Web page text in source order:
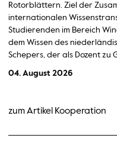
Rotorblättern. Ziel der
internationalen
Studierenden im Bereich
dem Wissen des
Schepers, der als Dozent zu
04. August 2026
zum Artikel Kooperation